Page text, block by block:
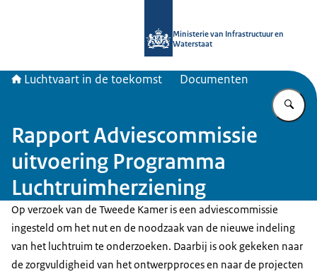
Ministerie van Infrastructuur en
Waterstaat
Luchtvaart in de toekomst Documenten
Rapport Adviescommissie
uitvoering Programma
Luchtruimherziening
Op verzoek van de Tweede Kamer is een adviescommissie
ingesteld om het nut en de noodzaak van de nieuwe indeling
van het luchtruim te onderzoeken. Daarbij is ook gekeken naar
de zorgvuldigheid van het ontwerpproces en naar de projecten